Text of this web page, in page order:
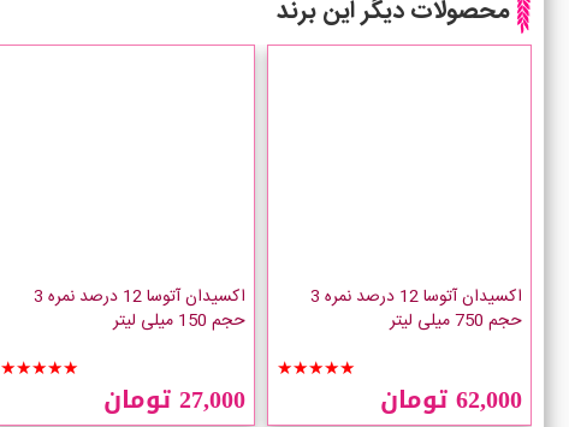
محصولات دیگر این برند
اکسیدان آتوسا 12 درصد نمره 3
حجم 750 میلی لیتر
★★★★★
62,000 تومان
اکسیدان آتوسا 12 درصد نمره 3
حجم 150 میلی لیتر
★★★★★
27,000 تومان